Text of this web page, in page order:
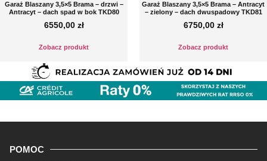
Garaż Blaszany 3,5×5 Brama – drzwi –
Antracyt – dach spad w bok TKD80
6550,00 zł
Zobacz produkt
Garaż Blaszany 3,5×5 Brama – Antracyt
– zielony – dach dwuspadowy TKD81
6750,00 zł
Zobacz produkt
POMOC